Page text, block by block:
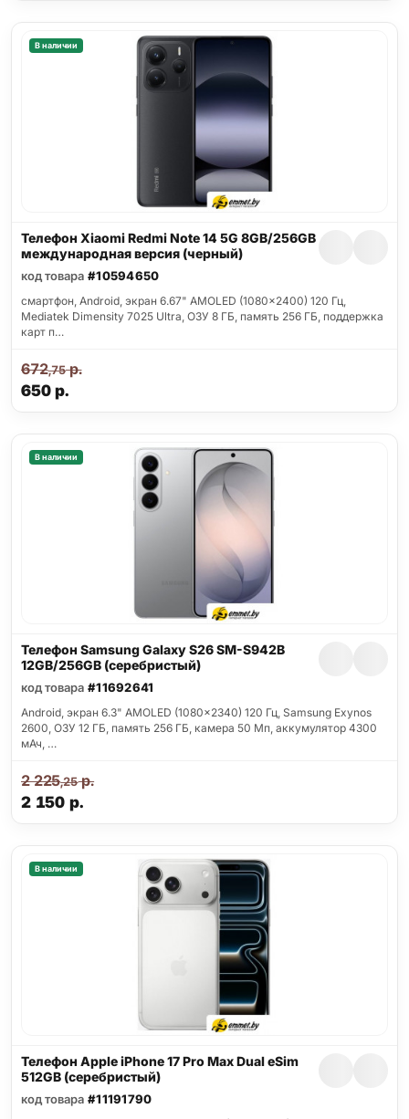
В наличии
Телефон Xiaomi Redmi Note 14 5G 8GB/256GB
международная версия (черный)
код товара #10594650
смартфон, Android, экран 6.67" AMOLED (1080x2400) 120 Гц,
Mediatek Dimensity 7025 Ultra, ОЗУ 8 ГБ, память 256 ГБ, поддержка
карт п…
650р.
672,75р.
В наличии
Телефон Samsung Galaxy S26 SM-S942B
12GB/256GB (серебристый)
код товара #11692641
Android, экран 6.3" AMOLED (1080x2340) 120 Гц, Samsung Exynos
2600, ОЗУ 12 ГБ, память 256 ГБ, камера 50 Мп, аккумулятор 4300
мАч, …
2 150 р.
2 225,25р.
В наличии
Телефон Apple iPhone 17 Pro Max Dual eSim
512GB (серебристый)
код товара #11191790